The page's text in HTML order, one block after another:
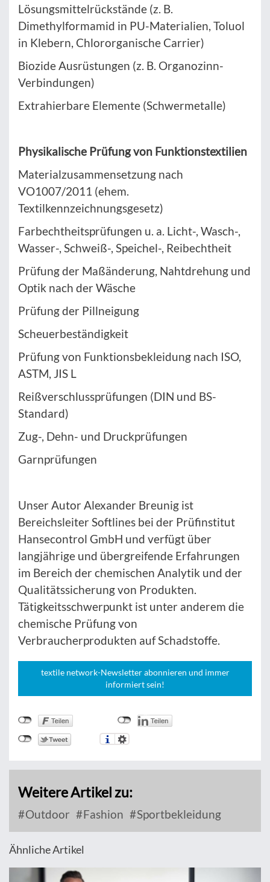
Lösungsmittelrückstände (z. B.
Dimethylformamid in PU-Materialien, Toluol
in Klebern, Chlororganische Carrier)
Biozide Ausrüstungen (z. B. Organozinn-
Verbindungen)
Extrahierbare Elemente (Schwermetalle)
Physikalische Prüfung von Funktionstextilien
Materialzusammensetzung nach
VO1007/2011 (ehem.
Textilkennzeichnungsgesetz)
Farbechtheitsprüfungen u. a. Licht-, Wasch-,
Wasser-, Schweiß-, Speichel-, Reibechtheit
Prüfung der Maßänderung, Nahtdrehung und
Optik nach der Wäsche
Prüfung der Pillneigung
Scheuerbeständigkeit
Prüfung von Funktionsbekleidung nach ISO,
ASTM, JIS L
Reißverschlussprüfungen (DIN und BS-
Standard)
Zug-, Dehn- und Druckprüfungen
Garnprüfungen
Unser Autor Alexander Breunig ist
Bereichsleiter Softlines bei der Prüfinstitut
Hansecontrol GmbH und verfügt über
langjährige und übergreifende Erfahrungen
im Bereich der chemischen Analytik und der
Qualitätssicherung von Produkten.
Tätigkeitsschwerpunkt ist unter anderem die
chemische Prüfung von
Verbraucherprodukten auf Schadstoffe.
textile network-Newsletter abonnieren und immer
informiert sein!
Weitere Artikel zu:
Outdoor Fashion Sportbekleidung
Ähnliche Artikel